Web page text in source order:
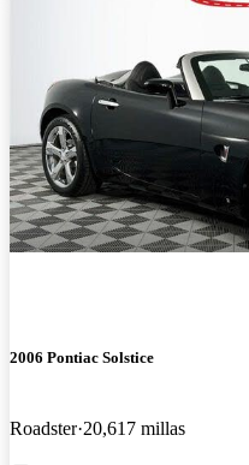
2006 Pontiac Solstice
Roadster 20,617 millas